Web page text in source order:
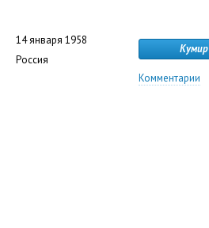
14 января 1958
Россия
Кумир
Комментарии